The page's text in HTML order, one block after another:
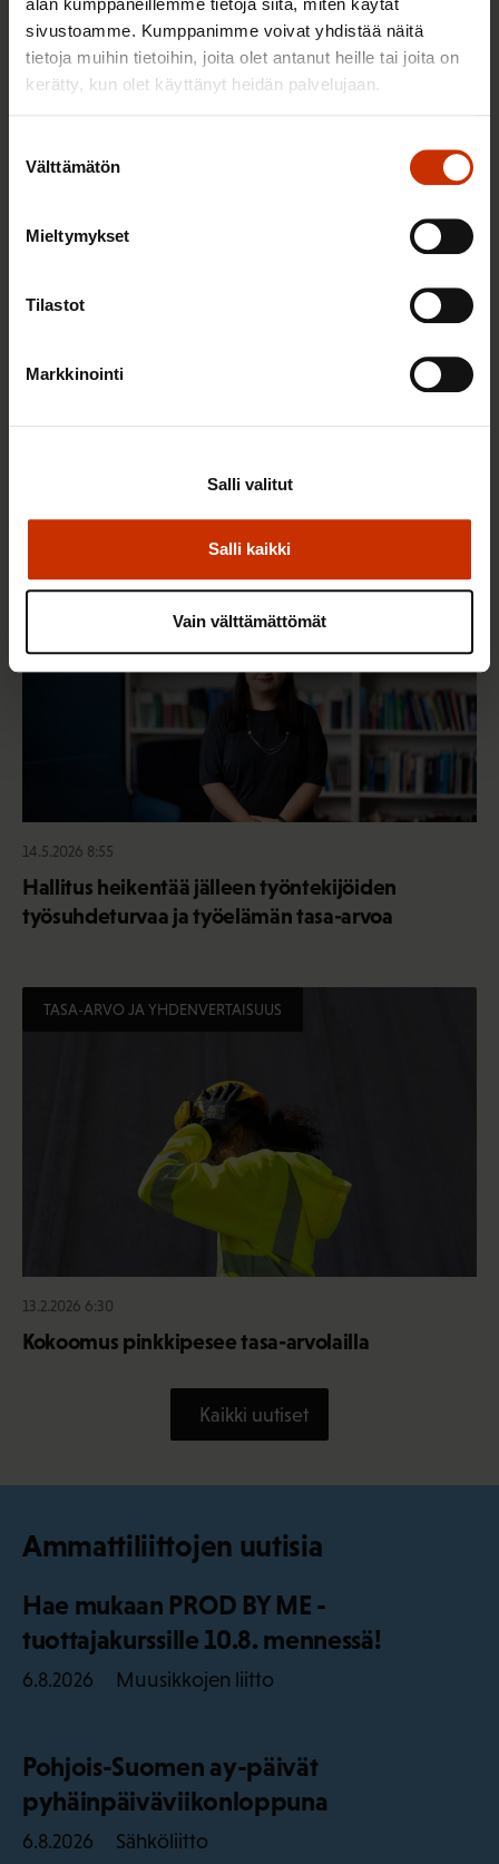
sivustoamme. Kumppanimme voivat yhdistää näitä
tietoja muihin tietoihin, joita olet antanut heille tai joita on
kerätty, kun olet käyttänyt heidän palvelujaan.
valinta
Välttämätön
Mieltymykset
Tilastot
Markkinointi
Salli kaikki
Salli valitut
Vain välttämättömät
Sinua saattaa myös kiinnostaa
Mikä muuttui määräaikaisissa työsuhteissa? Lue
TASA-ARVO JA YHDENVERTAISUUS
14.5.2026 8:55
Hallitus heikentää jälleen työntekijöiden
työsuhdeturvaa ja työelämän tasa-arvoa
TASA-ARVO JA YHDENVERTAISUUS
13.2.2026 6:30
Kokoomus pinkkipesee tasa-arvolailla
Kaikki uutiset
Ammattiliittojen uutisia
Hae mukaan PROD BY ME -
tuottajakurssille 10.8. mennessä!
6.8.2026 Muusikkojen liitto
Pohjois-Suomen ay-päivät
pyhäinpäiväviikonloppuna
6.8.2026 Sähköliitto